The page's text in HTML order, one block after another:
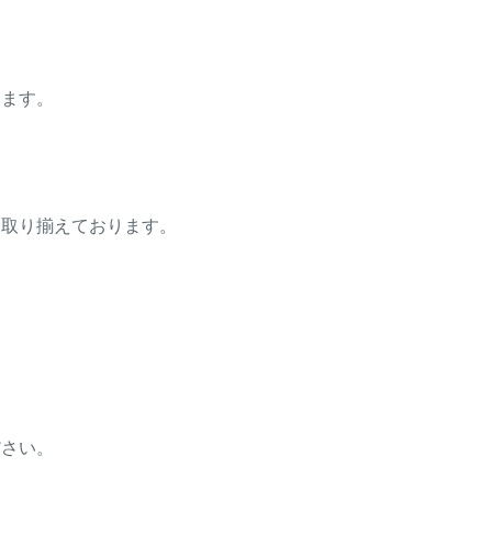
す。
り揃えております。
い。